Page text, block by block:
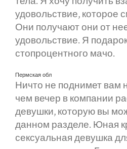
удовольствие, которое
Они получают они от
удовольствие. Я
стопроцентного мачо.
Пермская обл
Ничто не поднимет вам
чем вечер в компании
девушки, которую вы
данном разделе. Юная
сексуальная девушка